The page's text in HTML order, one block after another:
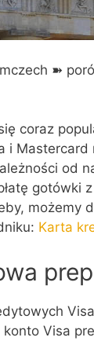
➽
coraz
i
od
gotówki
możemy
Karta
konto Visa